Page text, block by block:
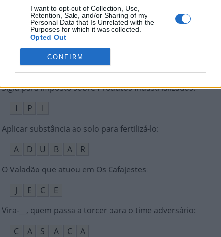
I want to opt-out of Collection, Use,
Retention, Sale, and/or Sharing of my
Personal Data that Is Unrelated with the
Purposes for which it was collected.
Opted Out
CONFIRM
Unidade de medida agrária, corresponde a 100 m²
R
E
__-níquel, máquina de jogo de azar:
A Ç
A
Sigla para Imposto sobre Produtos Industrializados:
I
P
I
Aplicar substância ao solo para fertilizá-lo:
A
D U B A
R
O Valadão que atuou em Os Cafajestes:
J
E C
E
Vira-__, quem passa a torcer para o time adversário:
C
A S A C
A